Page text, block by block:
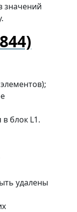
значений
блок L1.
удалены